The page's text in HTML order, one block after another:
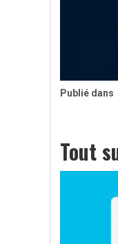
Publié dans
Tout